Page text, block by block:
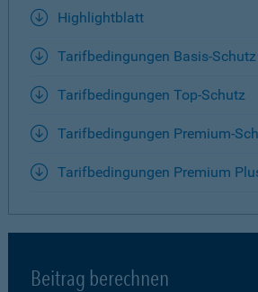
Highlightblatt
Tarifbedingungen Basis-Schutz
Tarifbedingungen Top-Schutz
Tarifbedingungen Premium-
Tarifbedingungen Premium
Beitrag berechnen